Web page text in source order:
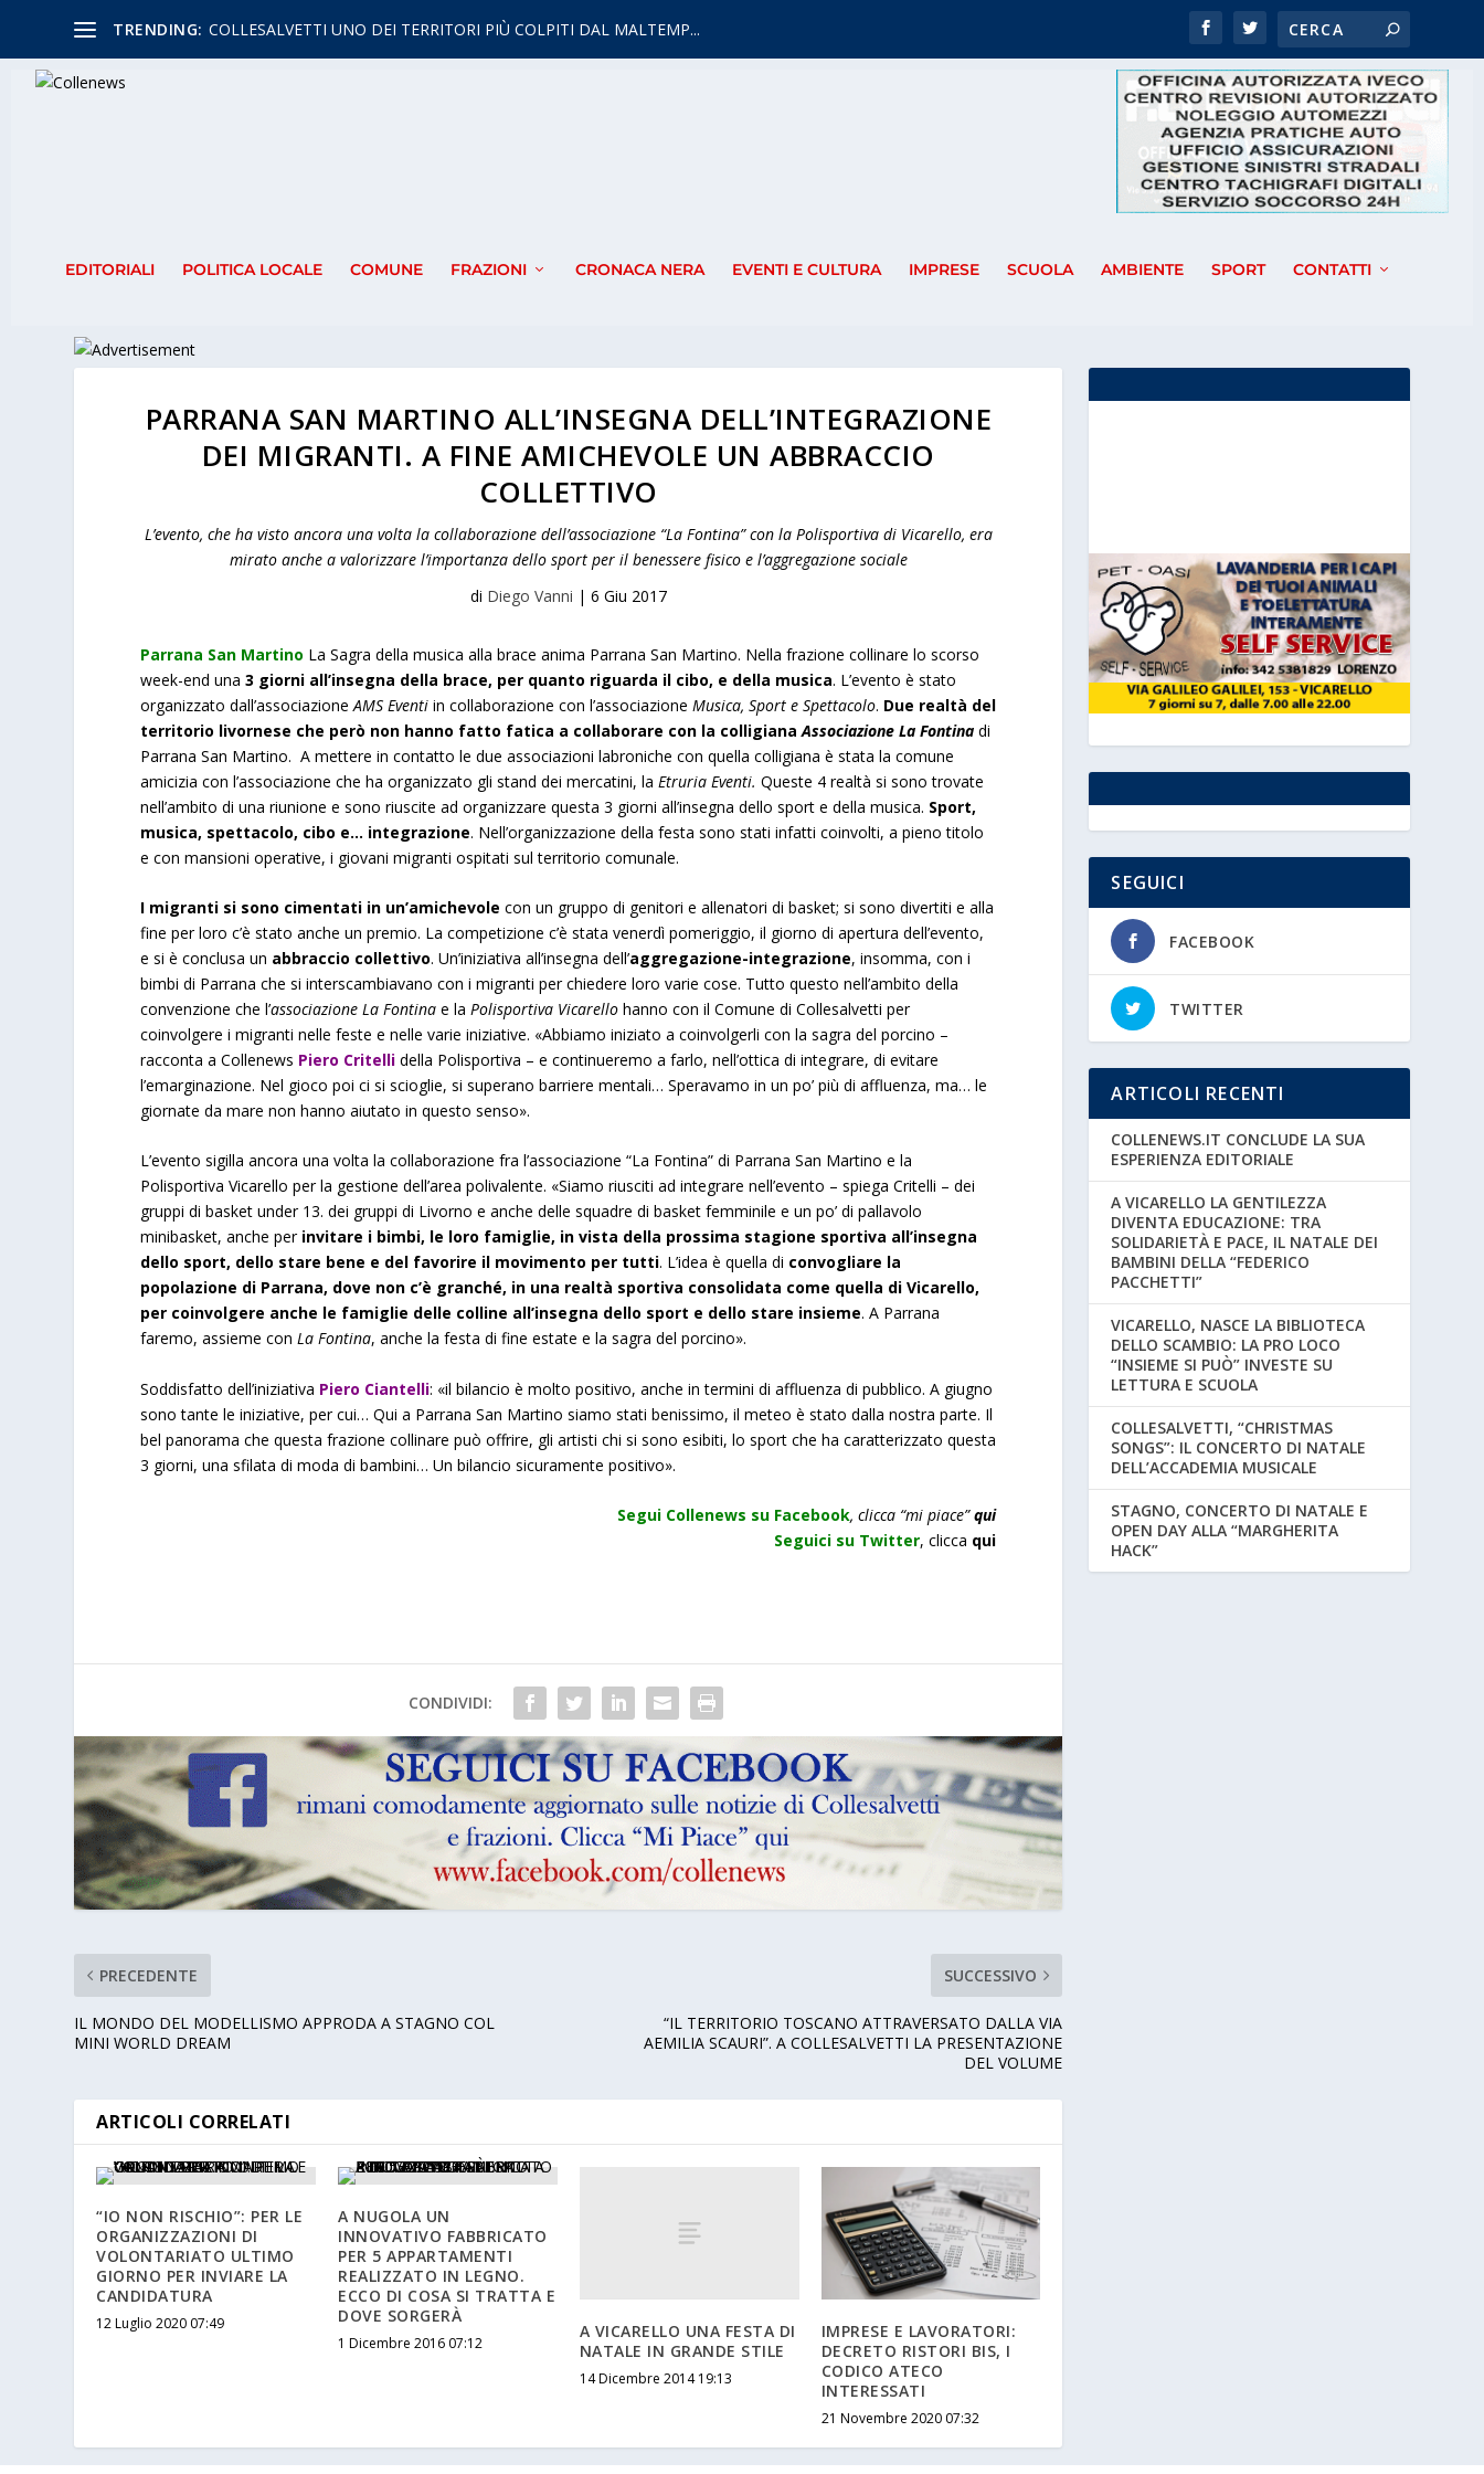
TRENDING: COLLESALVETTI UNO DEI TERRITORI PIÙ COLPITI DAL MALTEMP...
EDITORIALI POLITICA LOCALE COMUNE FRAZIONI CRONACA NERA EVENTI E CULTURA IMPRESE SCUOLA AMBIENTE SPORT CONTATTI
PARRANA SAN MARTINO ALL’INSEGNA DELL’INTEGRAZIONE
DEI MIGRANTI. A FINE AMICHEVOLE UN ABBRACCIO
COLLETTIVO
L’evento, che ha visto ancora una volta la collaborazione dell’associazione “La Fontina” con la Polisportiva di Vicarello, era
mirato anche a valorizzare l’importanza dello sport per il benessere fisico e l’aggregazione sociale
di Diego Vanni | 6 Giu 2017
Parrana San Martino La Sagra della musica alla brace anima Parrana San Martino. Nella frazione collinare lo scorso
week-end una3 giorni all’insegna della brace, per quanto riguarda il cibo, e della musica. L’evento è stato
organizzato dall’associazioneAMS Eventi in collaborazione con l’associazioneMusica, Sport e Spettacolo. Due realtà del
territorio livornese che però non hanno fatto fatica a collaborare con la colligianaAssociazione La Fontina di
Parrana San Martino. A mettere in contatto le due associazioni labroniche con quella colligiana è stata la comune
amicizia con l’associazione che ha organizzato gli stand dei mercatini, la Etruria Eventi.Queste 4 realtà si sono trovate
nell’ambito di una riunione e sono riuscite ad organizzare questa 3 giorni all’insegna dello sport e della musica. Sport,
musica, spettacolo, cibo e… integrazione. Nell’organizzazione della festa sono stati infatti coinvolti, a pieno titolo
e con mansioni operative, i giovani migranti ospitati sul territorio comunale.
I migranti si sono cimentati in un’amichevole con un gruppo di genitori e allenatori di basket; si sono divertiti e alla
fine per loro c’è stato anche un premio. La competizione c’è stata venerdì pomeriggio, il giorno di apertura dell’evento,
e si è conclusa un abbraccio collettivo. Un’iniziativa all’insegna dell’aggregazione-integrazione, insomma, con i
bimbi di Parrana che si interscambiavano con i migranti per chiedere loro varie cose. Tutto questo nell’ambito della
convenzione che l’associazione La Fontina e laPolisportiva Vicarello hanno con il Comune di Collesalvetti per
coinvolgere i migranti nelle feste e nelle varie iniziative. «Abbiamo iniziato a coinvolgerli con la sagra del porcino –
racconta a Collenews Piero Critelli della Polisportiva – e continueremo a farlo, nell’ottica di integrare, di evitare
l’emarginazione. Nel gioco poi ci si scioglie, si superano barriere mentali… Speravamo in un po’ più di affluenza, ma… le
giornate da mare non hanno aiutato in questo senso».
L’evento sigilla ancora una volta la collaborazione fra l’associazione “La Fontina” di Parrana San Martino e la
Polisportiva Vicarello per la gestione dell’area polivalente. «Siamo riusciti ad integrare nell’evento – spiega Critelli – dei
gruppi di basket under 13. dei gruppi di Livorno e anche delle squadre di basket femminile e un po’ di pallavolo
minibasket, anche per invitare i bimbi, le loro famiglie, in vista della prossima stagione sportiva all’insegna
dello sport, dello stare bene e del favorire il movimento per tutti. L’idea è quella di convogliare la
popolazione di Parrana, dove non c’è granché, in una realtà sportiva consolidata come quella di Vicarello,
per coinvolgere anche le famiglie delle colline all’insegna dello sport e dello stare insieme. A Parrana
faremo, assieme conLa Fontina, anche la festa di fine estate e la sagra del porcino».
Soddisfatto dell’iniziativa Piero Ciantelli: «il bilancio è molto positivo, anche in termini di affluenza di pubblico. A giugno
sono tante le iniziative, per cui… Qui a Parrana San Martino siamo stati benissimo, il meteo è stato dalla nostra parte. Il
bel panorama che questa frazione collinare può offrire, gli artisti chi si sono esibiti, lo sport che ha caratterizzato questa
3 giorni, una sfilata di moda di bambini… Un bilancio sicuramente positivo».
Segui Collenews su Facebook, clicca “mi piace” qui
Seguici su Twitter,clicca qui
CONDIVIDI:
PRECEDENTE
IL MONDO DEL MODELLISMO APPRODA A STAGNO COL
MINI WORLD DREAM
SUCCESSIVO
“IL TERRITORIO TOSCANO ATTRAVERSATO DALLA VIA
AEMILIA SCAURI”. A COLLESALVETTI LA PRESENTAZIONE
DEL VOLUME
ARTICOLI CORRELATI
“IO NON RISCHIO”: PER LE
ORGANIZZAZIONI DI
VOLONTARIATO ULTIMO
GIORNO PER INVIARE LA
CANDIDATURA
12 Luglio 2020 07:49
A NUGOLA UN
INNOVATIVO FABBRICATO
PER 5 APPARTAMENTI
REALIZZATO IN LEGNO.
ECCO DI COSA SI TRATTA E
DOVE SORGERÀ
1 Dicembre 2016 07:12
A VICARELLO UNA FESTA DI
NATALE IN GRANDE STILE
14 Dicembre 2014 19:13
IMPRESE E LAVORATORI:
DECRETO RISTORI BIS, I
CODICO ATECO
INTERESSATI
21 Novembre 2020 07:32
SEGUICI
FACEBOOK
TWITTER
ARTICOLI RECENTI
COLLENEWS.IT CONCLUDE LA SUA
ESPERIENZA EDITORIALE
A VICARELLO LA GENTILEZZA
DIVENTA EDUCAZIONE: TRA
SOLIDARIETÀ E PACE, IL NATALE DEI
BAMBINI DELLA “FEDERICO
PACCHETTI”
VICARELLO, NASCE LA BIBLIOTECA
DELLO SCAMBIO: LA PRO LOCO
“INSIEME SI PUÒ” INVESTE SU
LETTURA E SCUOLA
COLLESALVETTI, “CHRISTMAS
SONGS”: IL CONCERTO DI NATALE
DELL’ACCADEMIA MUSICALE
STAGNO, CONCERTO DI NATALE E
OPEN DAY ALLA “MARGHERITA
HACK”